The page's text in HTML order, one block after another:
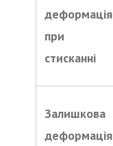
деформація
при
стисканні
Залишкова
деформація